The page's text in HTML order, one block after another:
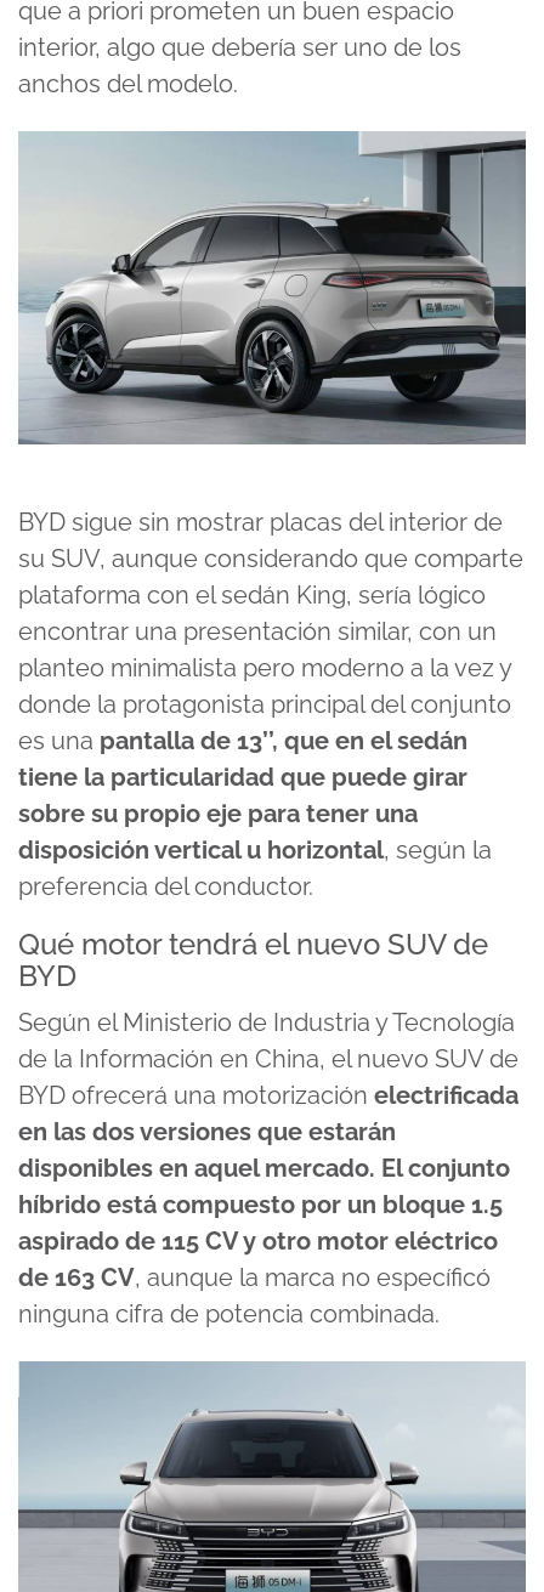
que a priori prometen un buen espacio
interior, algo que debería ser uno de los
anchos del modelo.
BYD sigue sin mostrar placas del interior de
su SUV, aunque considerando que comparte
plataforma con el sedán King, sería lógico
encontrar una presentación similar, con un
planteo minimalista pero moderno a la vez y
donde la protagonista principal del conjunto
es una pantalla de 13’’, que en el sedán
tiene la particularidad que puede girar
sobre su propio eje para tener una
disposición vertical u horizontal, según la
preferencia del conductor.
Qué motor tendrá el nuevo SUV de
BYD
Según el Ministerio de Industria y Tecnología
de la Información en China, el nuevo SUV de
BYD ofrecerá una motorización electrificada
en las dos versiones que estarán
disponibles en aquel mercado. El conjunto
híbrido está compuesto por un bloque 1.5
aspirado de 115 CV y otro motor eléctrico
de 163 CV, aunque la marca no específicó
ninguna cifra de potencia combinada.